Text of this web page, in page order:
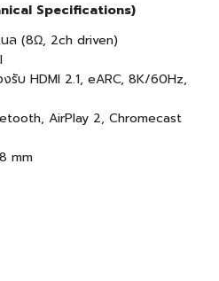
Specifications)
ล (8Ω, 2ch driven)
รับ HDMI 2.1, eARC, 8K/60Hz,
AirPlay 2, Chromecast
mm